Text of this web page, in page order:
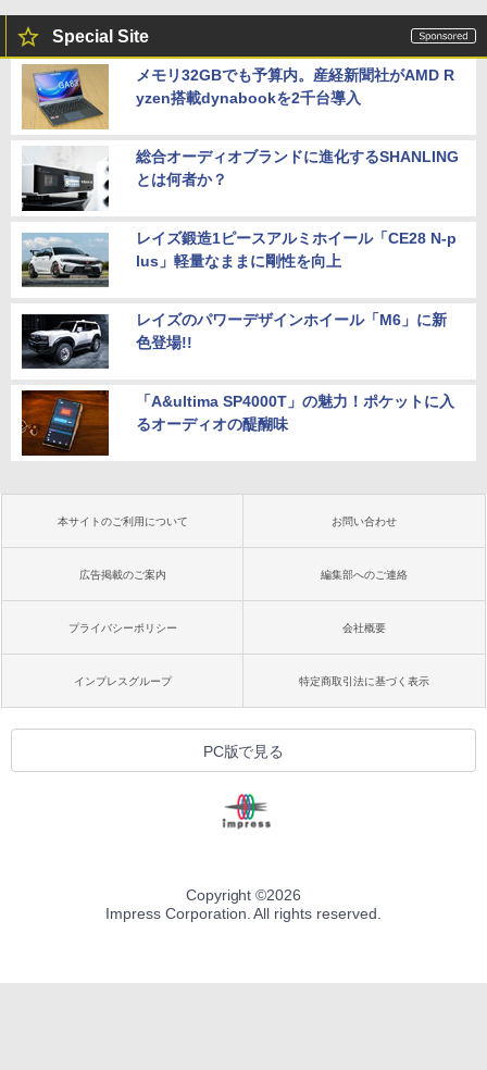
Special Site
メモリ32GBでも予算内。産経新聞社がAMD R
yzen搭載dynabookを2千台導入
総合オーディオブランドに進化するSHANLING
とは何者か？
レイズ鍛造1ピースアルミホイール「CE28 N-p
lus」軽量なままに剛性を向上
レイズのパワーデザインホイール「M6」に新
色登場!!
「A&ultima SP4000T」の魅力！ポケットに入
るオーディオの醍醐味
本サイトのご利用について お問い合わせ
広告掲載のご案内 編集部へのご連絡
プライバシーポリシー 会社概要
インプレスグループ 特定商取引法に基づく表示
PC版で見る
Copyright ©2026
Impress Corporation. All rights reserved.